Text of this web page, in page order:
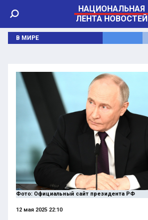
НАЦИОНАЛЬНАЯ
ЛЕНТА НОВОСТЕЙ
В МИРЕ
Фото: Официальный сайт президента РФ
12 мая 2025 22:10